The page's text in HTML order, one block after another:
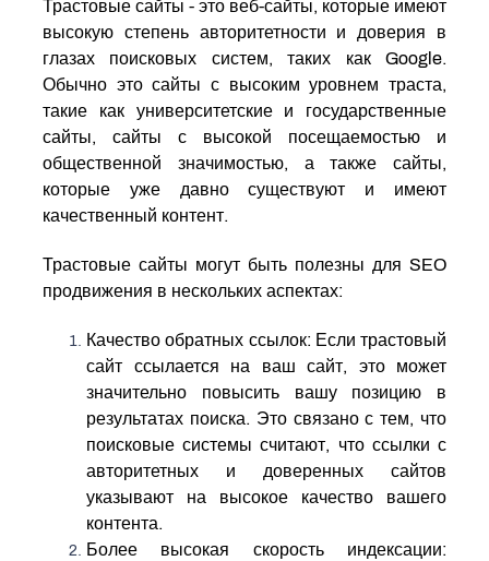
Трастовые сайты - это веб-сайты, которые имеют
высокую степень авторитетности и доверия в
глазах поисковых систем, таких как Google.
Обычно это сайты с высоким уровнем траста,
такие как университетские и государственные
сайты, сайты с высокой посещаемостью и
общественной значимостью, а также сайты,
которые уже давно существуют и имеют
качественный контент.
Трастовые сайты могут быть полезны для SEO
продвижения в нескольких аспектах:
Качество обратных ссылок: Если трастовый
сайт ссылается на ваш сайт, это может
значительно повысить вашу позицию в
результатах поиска. Это связано с тем, что
поисковые системы считают, что ссылки с
авторитетных и доверенных сайтов
указывают на высокое качество вашего
контента.
Более высокая скорость индексации: